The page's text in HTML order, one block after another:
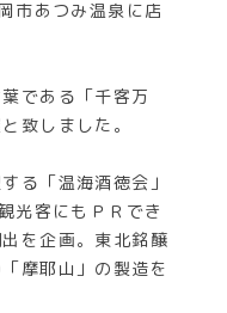
市あつみ温泉に店
である「千客万
致しました。
る「温海酒徳会」
光客にもＰＲでき
を企画。東北銘醸
摩耶山」の製造を